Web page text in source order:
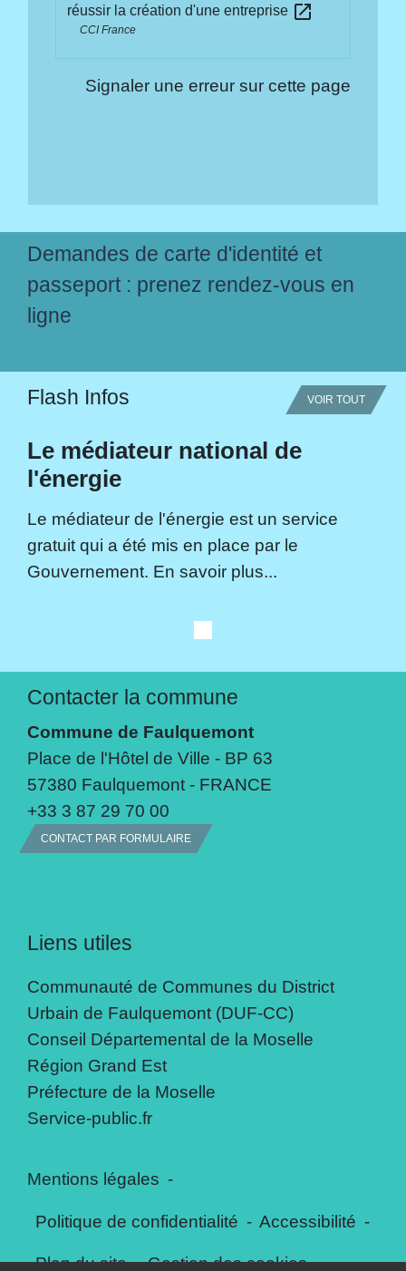
réussir la création d'une entreprise open_in_new
CCI France
Signaler une erreur sur cette page
Demandes de carte d'identité et
passeport : prenez rendez-vous en
ligne
Flash Infos VOIR TOUT
Le médiateur national de
l'énergie
Le médiateur de l'énergie est un service
gratuit qui a été mis en place par le
Gouvernement. En savoir plus...
Contacter la commune
Commune de Faulquemont
Place de l'Hôtel de Ville - BP 63
57380 Faulquemont - FRANCE
+33 3 87 29 70 00
CONTACT PAR FORMULAIRE
Liens utiles
Communauté de Communes du District
Urbain de Faulquemont (DUF-CC)
Conseil Départemental de la Moselle
Région Grand Est
Préfecture de la Moselle
Service-public.fr
Mentions légales -
Politique de confidentialité - Accessibilité -
Plan du site - Gestion des cookies